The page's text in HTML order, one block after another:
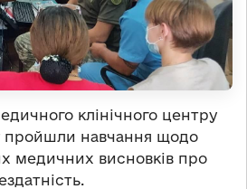
клінічного центру
пройшли навчання щодо
медичних висновків про